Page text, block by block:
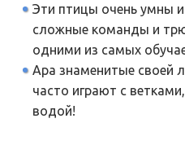
Эти птицы очень умны
сложные команды и
одними из самых
Ара знаменитые своей
часто играют с
водой!